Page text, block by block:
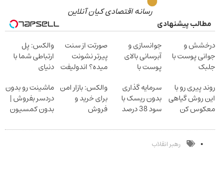
رسانه اقتصادی کیان آنلاین
مطالب پیشنهادی
درخشش و
جوانی پوست با
جلبک
خرید محصول با
تخفیف ویژه
جوانسازی و
آبرسانی بالای
پوست با
صورتت از سنت
پیرتر نشونت
میده؟ اندولیفت
والکس: پل
ارتباطی شما با
دنیای
دیجیتال
روند پیری رو با
این روش گیاهی
معکوس کن
سرمایه گذاری
بدون ریسک با
سود 38 درصد
والکس: بازار امن
برای خرید و
فروش
دیجیتال
ماشینت رو بدون
دردسر بفروش |
بدون کمسیون
رهبر انقلاب